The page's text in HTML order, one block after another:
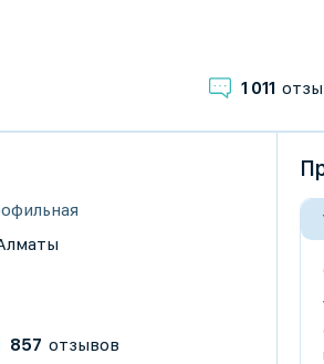
1 011
857 отзывов